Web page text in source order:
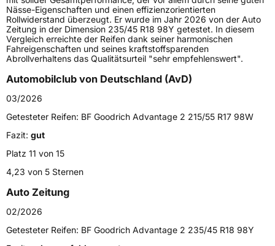
Höchstlast825 kg
Gewicht (in kg)12,48 kg
Fahrzeugtyp
VerwendungSommerreifen
Modellname
FahrzeugartPKW & SUV
Weitere Eigenschaften
Schlauchtyp
Nässe-Eigenschaften und einen effizienzorientierten
Rollwiderstand überzeugt. Er wurde im Jahr 2026 von der Auto
Zeitung in der Dimension 235/45 R18 98Y getestet. In diesem
Vergleich erreichte der Reifen dank seiner harmonischen
Fahreigenschaften und seines kraftstoffsparenden
Abrollverhaltens das Qualitätsurteil "sehr empfehlenswert".
Automobilclub von Deutschland (AvD)
03/2026
Getesteter Reifen: BF Goodrich Advantage 2 215/55 R17 98W
Fazit: gut
Platz 11 von 15
4,23 von 5 Sternen
Auto Zeitung
02/2026
Getesteter Reifen: BF Goodrich Advantage 2 235/45 R18 98Y